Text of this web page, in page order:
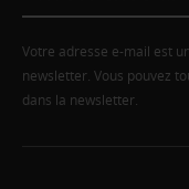
Votre adresse e-mail est
newsletter. Vous pouvez
dans la newsletter.